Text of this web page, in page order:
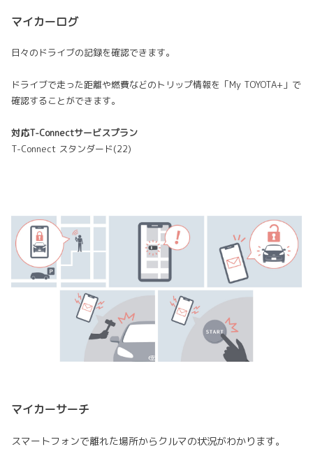
マイカーログ
日々のドライブの記録を確認できます。
ドライブで走った距離や燃費などのトリップ情報を「My TOYOTA+」で
確認することができます。
対応T-Connectサービスプラン
T-Connect スタンダード(22)
マイカーサーチ
スマートフォンで離れた場所からクルマの状況がわかります。